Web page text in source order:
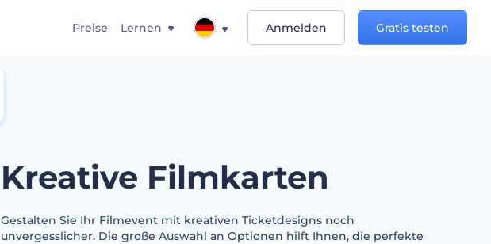
Preise Lernen Anmelden Gratis testen
Kreative Filmkarten
Gestalten Sie Ihr Filmevent mit kreativen Ticketdesigns noch
unvergesslicher. Die große Auswahl an Optionen hilft Ihnen, die perfekte